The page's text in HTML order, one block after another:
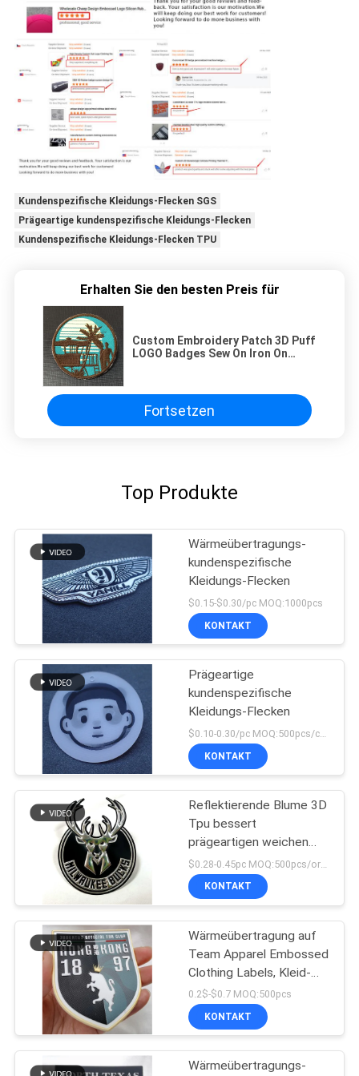
Kundenspezifische Kleidungs-Flecken SGS
Prägeartige kundenspezifische Kleidungs-Flecken
Kundenspezifische Kleidungs-Flecken TPU
Erhalten Sie den besten Preis für
Custom Embroidery Patch 3D Puff
LOGO Badges Sew On Iron On
Fortsetzen
Top Produkte
Wärmeübertragungs-
kundenspezifische
Kleidungs-Flecken
$0.15-$0.30/pc MOQ:1000pcs
KONTAKT
Prägeartige
kundenspezifische
Kleidungs-Flecken
KONTAKT
Reflektierende Blume 3D
Tpu bessert
prägeartigen weichen
Applikations-
Hochfrequenzausweis
aus
KONTAKT
Wärmeübertragung auf
Team Apparel Embossed
Clothing Labels, Kleid-
Tpu-Ausweis
0.2$-$0.7 MOQ:500pcs
KONTAKT
Wärmeübertragungs-